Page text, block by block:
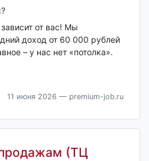
от вас! Мы
доход от 60 000 рублей
– у нас нет «потолка».
11 июня 2026 — premium-job.ru
(ТЦ